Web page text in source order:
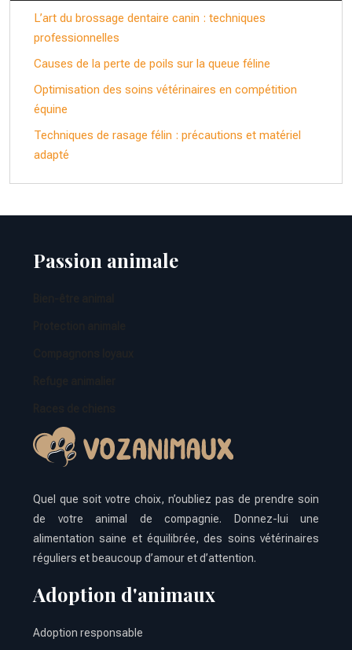
L’art du brossage dentaire canin : techniques
professionnelles
Causes de la perte de poils sur la queue féline
Optimisation des soins vétérinaires en compétition
équine
Techniques de rasage félin : précautions et matériel
adapté
Passion animale
Quel que soit votre choix, n’oubliez pas de prendre soin
de votre animal de compagnie. Donnez-lui une
alimentation saine et équilibrée, des soins vétérinaires
réguliers et beaucoup d’amour et d’attention.
Adoption d'animaux
Adoption responsable